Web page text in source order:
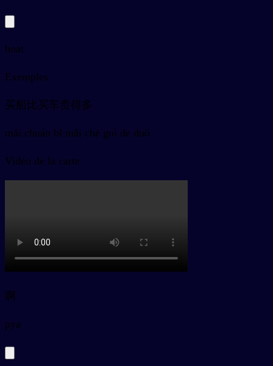
boat
Exemples
买船比买车贵得多
mǎi chuán bǐ mǎi chē guì de duō
Vidéo de la carte
啊
pya